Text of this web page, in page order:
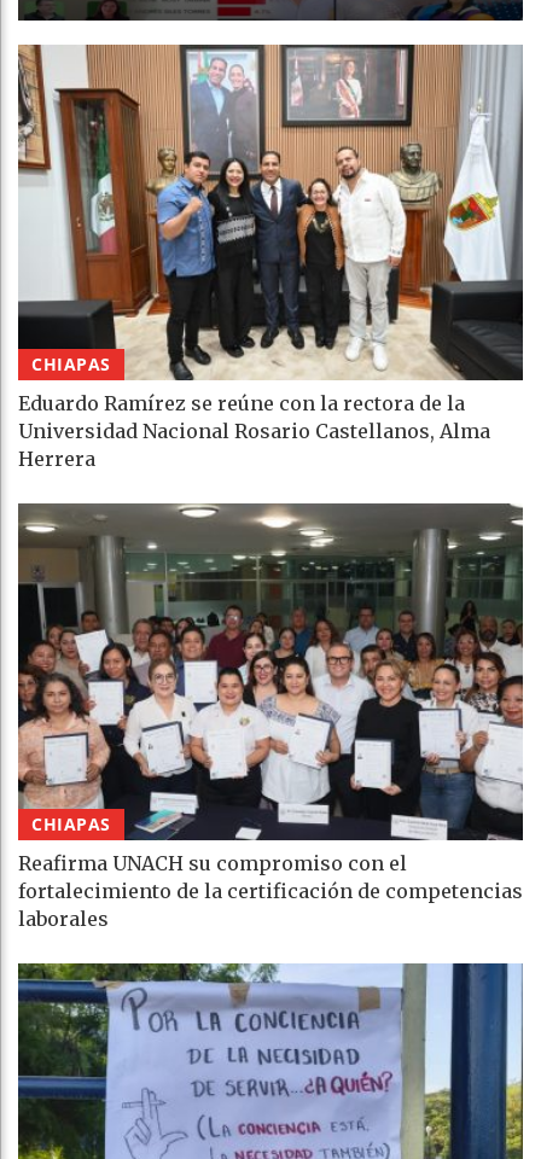
CHIAPAS
Eduardo Ramírez se reúne con la rectora de la
Universidad Nacional Rosario Castellanos, Alma
Herrera
CHIAPAS
Reafirma UNACH su compromiso con el
fortalecimiento de la certificación de competencias
laborales